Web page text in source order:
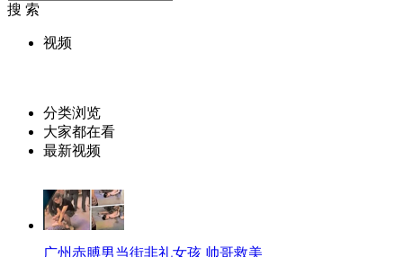
搜 索
视频
分类浏览
大家都在看
最新视频
广州赤膊男当街非礼女孩 帅哥救美